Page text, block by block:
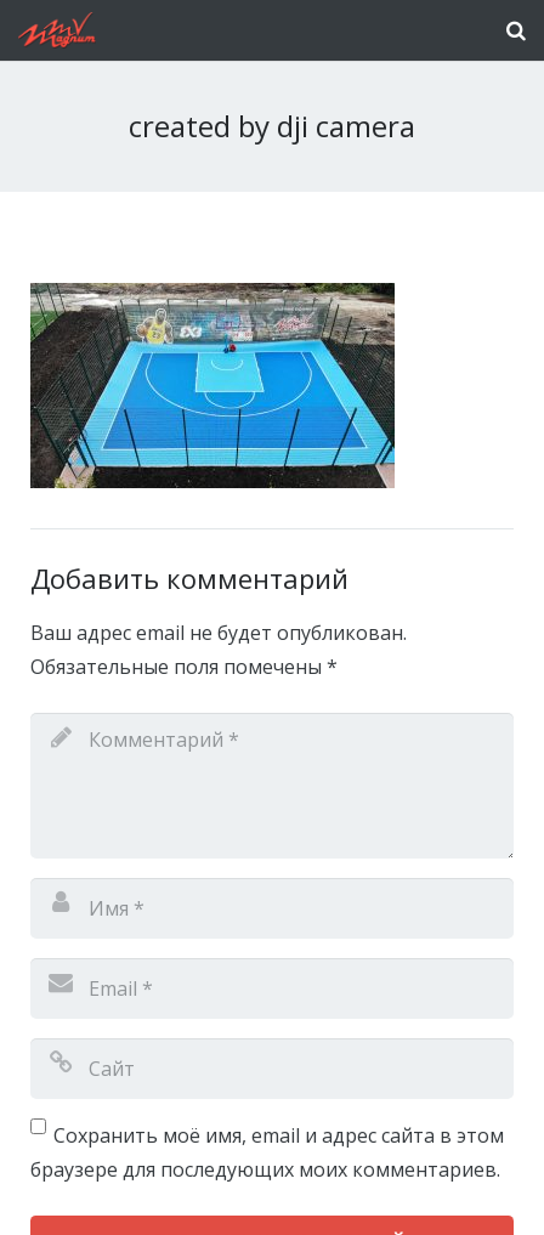
created by dji camera
Добавить комментарий
Ваш адрес email не будет опубликован.
Обязательные поля помечены *
Сохранить моё имя, email и адрес сайта в этом
браузере для последующих моих комментариев.